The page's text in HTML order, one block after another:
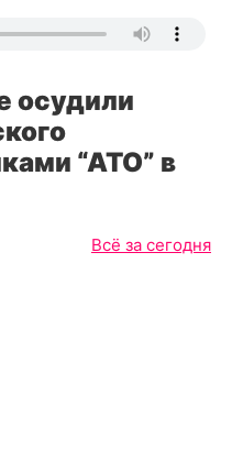
осудили
“АТО” в
Всё за сегодня